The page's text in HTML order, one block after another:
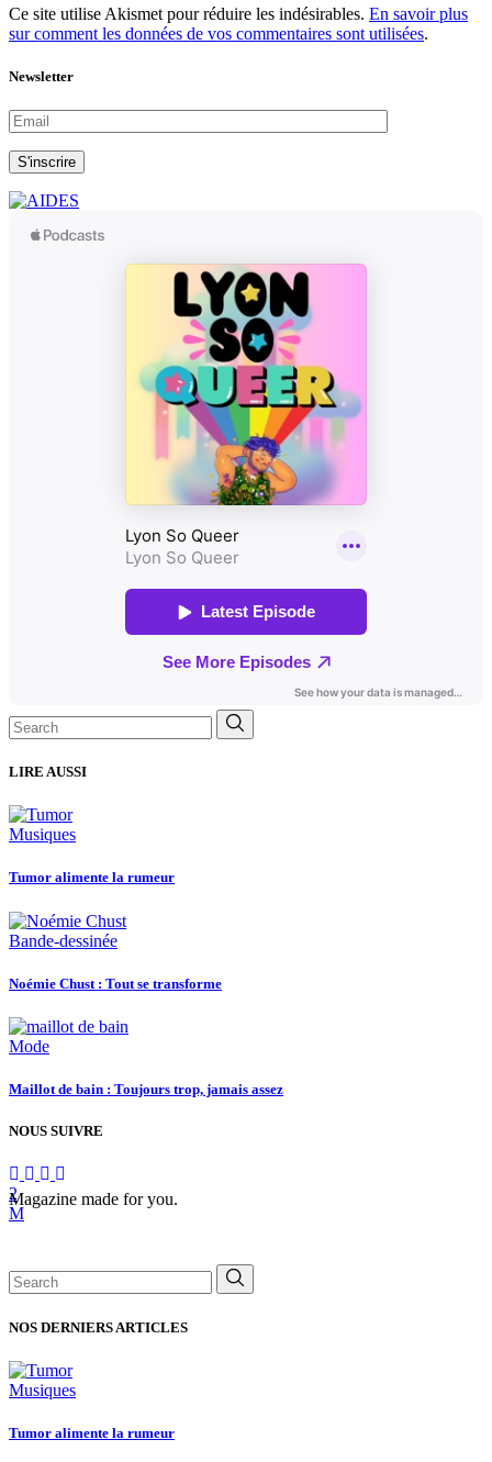
Ce site utilise Akismet pour réduire les indésirables. En savoir plus
sur comment les données de vos commentaires sont utilisées.
Newsletter
S'inscrire
Search
for:
LIRE AUSSI
Musiques
Tumor alimente la rumeur
Bande-dessinée
Noémie Chust : Tout se transforme
Mode
Maillot de bain : Toujours trop, jamais assez
NOUS SUIVRE
Magazine made for you.
Search
for:
NOS DERNIERS ARTICLES
Musiques
Tumor alimente la rumeur